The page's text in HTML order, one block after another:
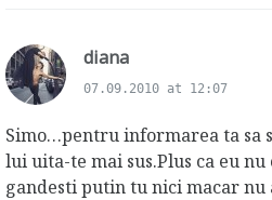
dianas
a
s
:
07.09.2010 at 12:07
Simo…pentru informarea ta sa
lui uita-te mai sus.Plus ca eu
gandesti putin tu nici macar